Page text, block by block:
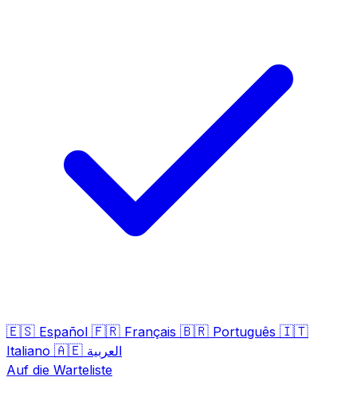
🇪🇸 Español 🇫🇷 Français 🇧🇷 Português 🇮🇹
Italiano 🇦🇪 العربية
Auf die Warteliste